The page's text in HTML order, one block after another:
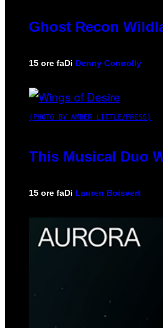
Ghost Recon
15 ore faDi Denny Connolly
(PHOTO BY AMBER LITTLE/PRESS)
This Musical Duo
15 ore faDi Lauren Boisvert